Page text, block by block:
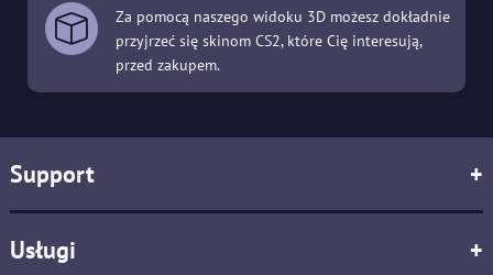
Za pomocą naszego widoku 3D możesz dokładnie
przyjrzeć się skinom CS2, które Cię interesują,
przed zakupem.
Support +
Usługi +